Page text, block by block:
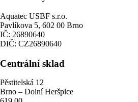
Aquatec USBF s.r.o.
Pavlíkova 5, 602 00 Brno
IČ: 26890640
DIČ: CZ26890640
Centrální sklad
Pěstitelská 12
Brno – Dolní Heršpice